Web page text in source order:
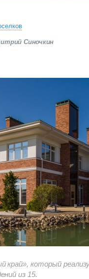
Синочкин
край», который
из 15.